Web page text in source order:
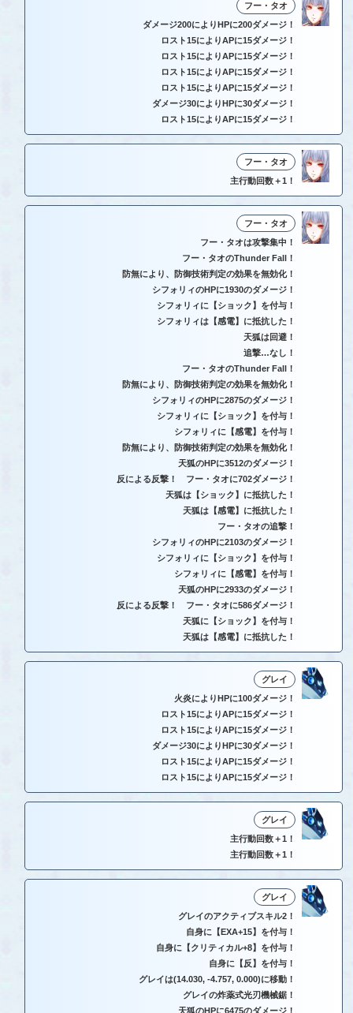
フー・タオ
ダメージ200によりHPに200ダメージ！
ロスト15によりAPに15ダメージ！
ロスト15によりAPに15ダメージ！
ロスト15によりAPに15ダメージ！
ロスト15によりAPに15ダメージ！
ダメージ30によりHPに30ダメージ！
ロスト15によりAPに15ダメージ！
フー・タオ
主行動回数＋1！
フー・タオ
フー・タオは攻撃集中！
フー・タオのThunder Fall！
防無により、防御技術判定の効果を無効化！
シフォリィのHPに1930のダメージ！
シフォリィに【ショック】を付与！
シフォリィは【感電】に抵抗した！
天狐は回避！
追撃…なし！
フー・タオのThunder Fall！
防無により、防御技術判定の効果を無効化！
シフォリィのHPに2875のダメージ！
シフォリィに【ショック】を付与！
シフォリィに【感電】を付与！
防無により、防御技術判定の効果を無効化！
天狐のHPに3512のダメージ！
反による反撃！ フー・タオに702ダメージ！
天狐は【ショック】に抵抗した！
天狐は【感電】に抵抗した！
フー・タオの追撃！
シフォリィのHPに2103のダメージ！
シフォリィに【ショック】を付与！
シフォリィに【感電】を付与！
天狐のHPに2933のダメージ！
反による反撃！ フー・タオに586ダメージ！
天狐に【ショック】を付与！
天狐は【感電】に抵抗した！
グレイ
火炎によりHPに100ダメージ！
ロスト15によりAPに15ダメージ！
ロスト15によりAPに15ダメージ！
ダメージ30によりHPに30ダメージ！
ロスト15によりAPに15ダメージ！
ロスト15によりAPに15ダメージ！
グレイ
主行動回数＋1！
主行動回数＋1！
グレイ
グレイのアクティブスキル2！
自身に【EXA+15】を付与！
自身に【クリティカル+8】を付与！
自身に【反】を付与！
グレイは(14.030, -4.757, 0.000)に移動！
グレイの炸薬式光刃機械鋸！
天狐のHPに6475のダメージ！